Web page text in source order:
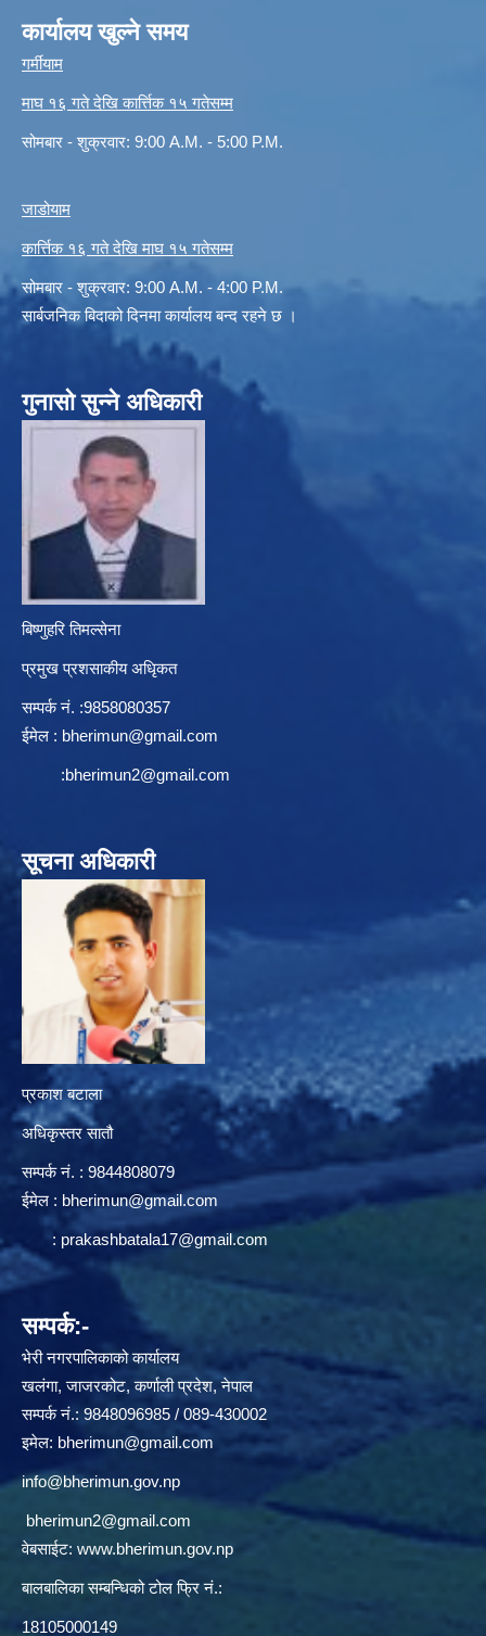
कार्यालय खुल्ने समय
गर्मीयाम
माघ १६ गते देखि कार्त्तिक १५ गतेसम्म
सोमबार - शुक्रवार: 9:00 A.M. - 5:00 P.M.
जाडोयाम
कार्त्तिक १६ गते देखि माघ १५ गतेसम्म
सोमबार - शुक्रवार: 9:00 A.M. - 4:00 P.M.
सार्बजनिक बिदाको दिनमा कार्यालय बन्द रहने छ ।
गुनासो सुन्ने अधिकारी
बिष्णुहरि तिमल्सेना
प्रमुख प्रशसाकीय अधिृकत
सम्पर्क न‌ं. :9858080357
ईमेल : bherimun@gmail.com
:bherimun2@gmail.com
सूचना अधिकारी
प्रकाश बटाला
अधिकृस्तर सातौ
सम्पर्क न‌ं. : 9844808079
ईमेल : bherimun@gmail.com
: prakashbatala17@gmail.com
सम्पर्क:-
भेरी नगरपालिकाको कार्यालय
खलंगा, जाजरकोट, कर्णाली प्रदेश, नेपाल
सम्पर्क नं.: 9848096985 / 089-430002
इमेल: bherimun@gmail.com
info@bherimun.gov.np
bherimun2@gmail.com
वेबसाईट: www.bherimun.gov.np
बालबालिका सम्बन्धिको टोल फ्रि नं.:
18105000149